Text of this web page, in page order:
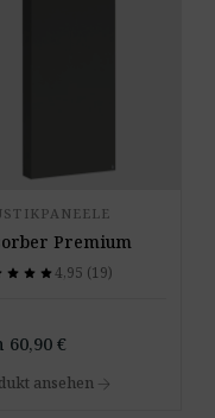
Premium
star star star
star star star4,95 (19)
60,90 €
ansehen arrow_forward